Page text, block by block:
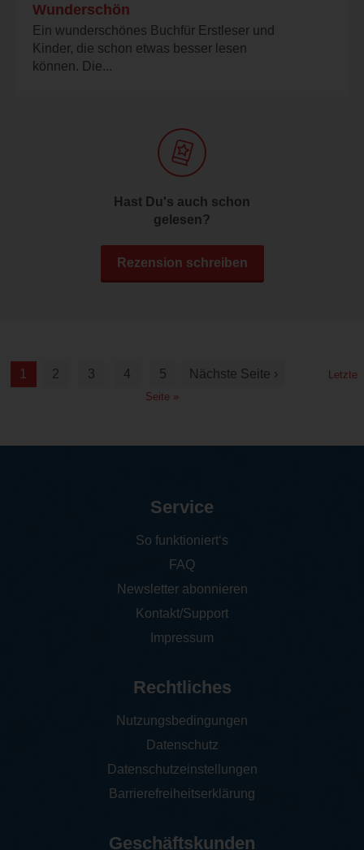
Wunderschön
Ein wunderschönes Buchfür Erstleser und
Kinder, die schon etwas besser lesen
können. Die...
Hast Du's auch schon
gelesen?
Rezension schreiben
1 2 3 4 5 Nächste Seite ›
Letzte
Seite »
Service
So funktioniert‘s
FAQ
Newsletter abonnieren
Kontakt/Support
Impressum
Rechtliches
Nutzungsbedingungen
Datenschutz
Datenschutzeinstellungen
Barrierefreiheitserklärung
Geschäftskunden